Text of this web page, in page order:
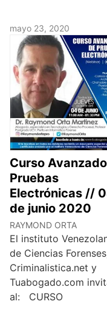
mayo 23, 2020
Curso
Pruebas
Electrónicas //
de junio 2020
RAYMOND ORTA
El instituto
de Ciencias
Criminalistica.net y
Tuabogado.com
al: CURSO